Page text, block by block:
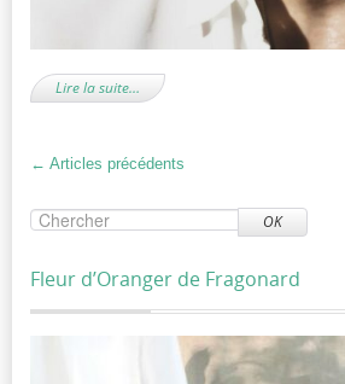
Lire la suite…
← Articles précédents
OK
Fleur d’Oranger de Fragonard